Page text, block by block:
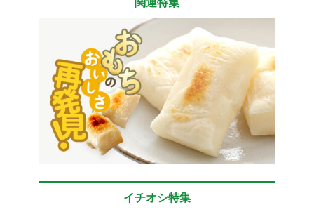
関連特集
イチオシ特集